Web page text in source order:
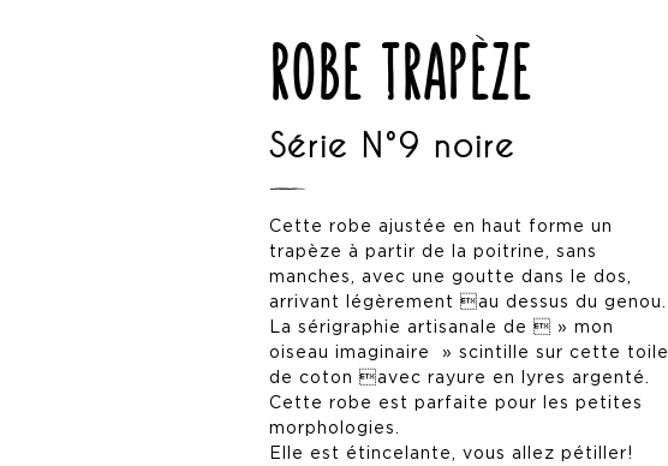
robe trapèze
Série N°9 noire
Cette robe ajustée en haut forme un
trapèze à partir de la poitrine, sans
manches, avec une goutte dans le dos,
arrivant légèrement au dessus du genou.
La sérigraphie artisanale de  » mon
oiseau imaginaire » scintille sur cette toile
de coton avec rayure en lyres argenté.
Cette robe est parfaite pour les petites
morphologies.
Elle est étincelante, vous allez pétiller!